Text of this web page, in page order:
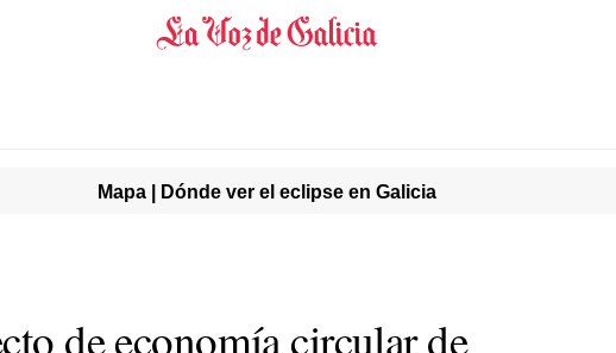
Mapa | Dónde ver el eclipse en Galicia
de economía circular de